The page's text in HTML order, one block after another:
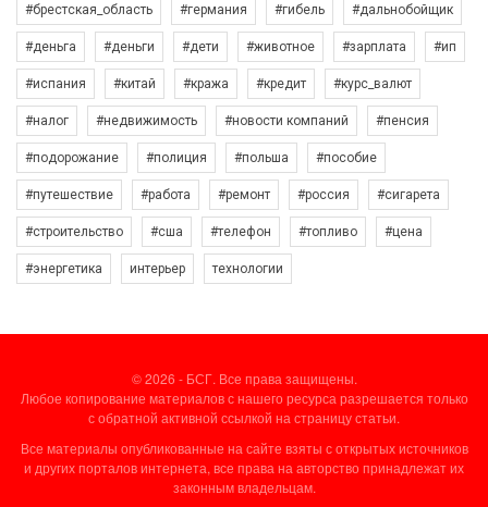
#брестская_область #германия #гибель #дальнобойщик
#деньга #деньги #дети #животное #зарплата #ип
#испания #китай #кража #кредит #курс_валют
#налог #недвижимость #новости компаний #пенсия
#подорожание #полиция #польша #пособие
#путешествие #работа #ремонт #россия #сигарета
#строительство #сша #телефон #топливо #цена
#энергетика интерьер технологии
© 2026 - БСГ. Все права защищены.
Любое копирование материалов с нашего ресурса разрешается только
с обратной активной ссылкой на страницу статьи.
Все материалы опубликованные на сайте взяты с открытых источников
и других порталов интернета, все права на авторство принадлежат их
законным владельцам.